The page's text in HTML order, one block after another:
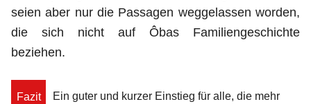
seien aber nur die Passagen weggelassen worden,
die sich nicht auf Ôbas Familiengeschichte
beziehen.
Fazit Ein guter und kurzer Einstieg für alle, die mehr